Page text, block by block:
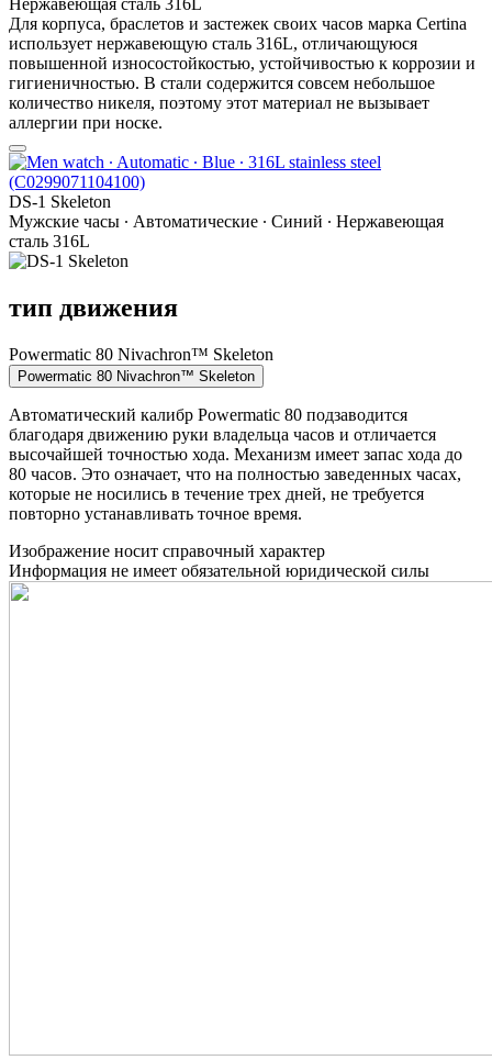
Нержавеющая сталь 316L
Для корпуса, браслетов и застежек своих часов марка Certina
использует нержавеющую сталь 316L, отличающуюся
повышенной износостойкостью, устойчивостью к коррозии и
гигиеничностью. В стали содержится совсем небольшое
количество никеля, поэтому этот материал не вызывает
аллергии при носке.
DS-1 Skeleton
Мужские часы ∙ Автоматические ∙ Синий ∙ Нержавеющая
сталь 316L
тип движения
Powermatic 80 Nivachron™ Skeleton
Powermatic 80 Nivachron™ Skeleton
Автоматический калибр Powermatic 80 подзаводится
благодаря движению руки владельца часов и отличается
высочайшей точностью хода. Механизм имеет запас хода до
80 часов. Это означает, что на полностью заведенных часах,
которые не носились в течение трех дней, не требуется
повторно устанавливать точное время.
Изображение носит справочный характер
Информация не имеет обязательной юридической силы